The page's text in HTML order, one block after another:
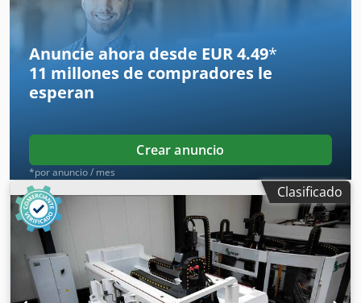
mesa Sin filtro 3826ä
Anuncie ahora desde EUR 4.49*
11 millones de compradores le
esperan
Crear anuncio
*por anuncio / mes
Clasificado